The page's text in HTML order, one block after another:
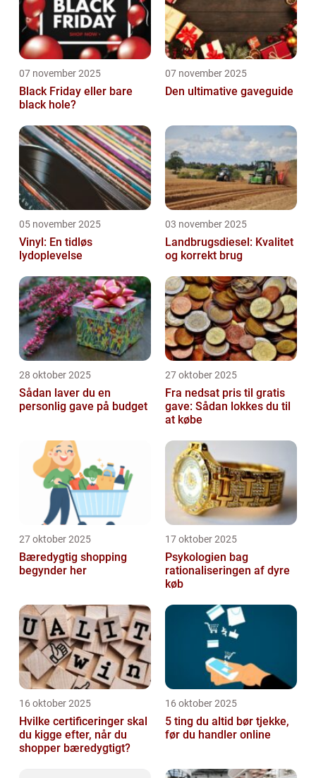
07 november 2025
Black Friday eller bare
black hole?
07 november 2025
Den ultimative gaveguide
05 november 2025
Vinyl: En tidløs
lydoplevelse
03 november 2025
Landbrugsdiesel: Kvalitet
og korrekt brug
28 oktober 2025
Sådan laver du en
personlig gave på budget
27 oktober 2025
Fra nedsat pris til gratis
gave: Sådan lokkes du til
at købe
27 oktober 2025
Bæredygtig shopping
begynder her
17 oktober 2025
Psykologien bag
rationaliseringen af dyre
køb
16 oktober 2025
Hvilke certificeringer skal
du kigge efter, når du
shopper bæredygtigt?
16 oktober 2025
5 ting du altid bør tjekke,
før du handler online